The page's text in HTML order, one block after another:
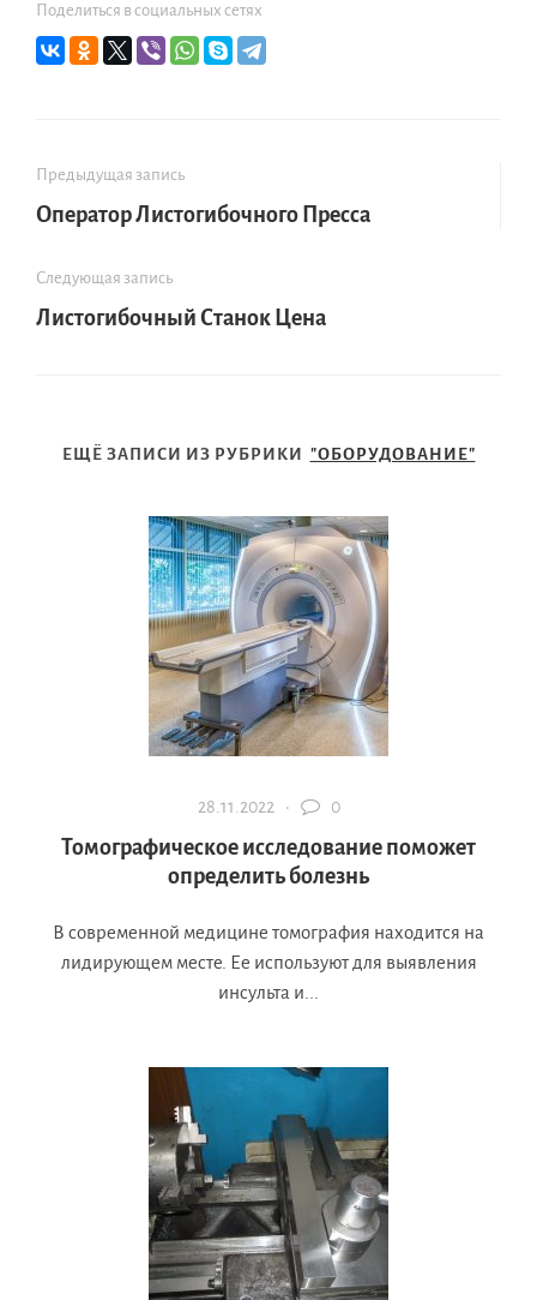
Поделиться в социальных сетях
Предыдущая запись
Оператор Листогибочного Пресса
Следующая запись
Листогибочный Станок Цена
ЕЩЁ ЗАПИСИ ИЗ РУБРИКИ "ОБОРУДОВАНИЕ"
28.11.2022 · 0
Томографическое исследование поможет
определить болезнь
В современной медицине томография находится на
лидирующем месте. Ее используют для выявления
инсульта и...